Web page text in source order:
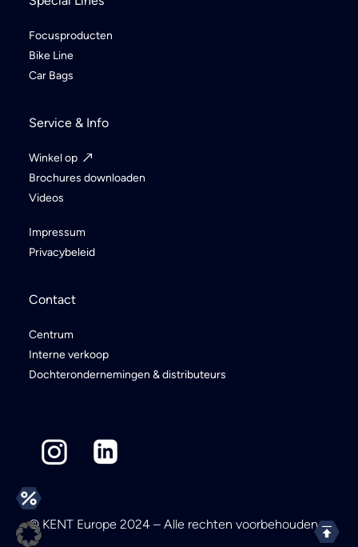
Focusproducten
Bike Line
Car Bags
Service & Info
Winkel op
Brochures downloaden
Videos
Impressum
Privacybeleid
Contact
Centrum
Interne verkoop
Dochterondernemingen & distributeurs
© KENT Europe 2024 – Alle rechten voorbehouden